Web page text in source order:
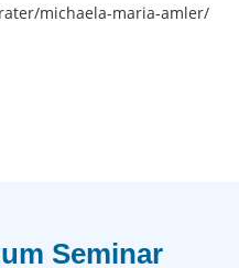
michaela-maria-amler/
Seminar